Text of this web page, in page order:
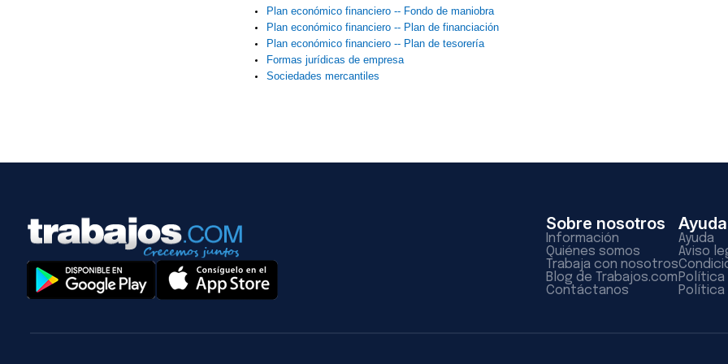
Plan económico financiero -- Fondo de maniobra
Plan económico financiero -- Plan de financiación
Plan económico financiero -- Plan de tesorería
Formas jurídicas de empresa
Sociedades mercantiles
Sobre nosotros
Información
Quiénes somos
Trabaja con nosotros
Blog de Trabajos.com
Contáctanos
Ayuda
Ayuda
Aviso
Política